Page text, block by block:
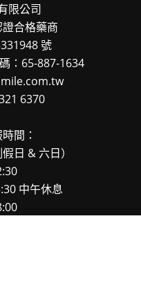
限公司
合格藥商
號
：65-887-1634
6370
間：
假日 & 六日）
中午休息